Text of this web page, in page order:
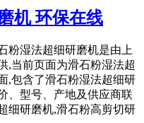
机 环保在线
粉湿法超细研磨机是由上
,当前页面为滑石粉湿法超
,包含了滑石粉湿法超细研
、型号、产地及供应商联
细研磨机,滑石粉高剪切研